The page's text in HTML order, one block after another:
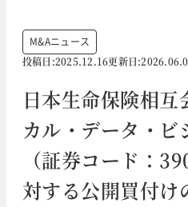
M&Aニュース
投稿日:2025.12.16更新日:
日本生命保険相互
カル・データ・ビ
（証券コード：
対する公開買付け